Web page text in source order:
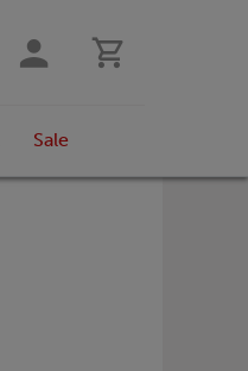
Sale